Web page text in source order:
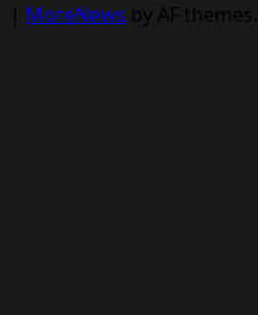
| MoreNews by AF themes.